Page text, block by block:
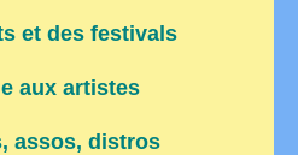
et des festivals
aux artistes
assos, distros